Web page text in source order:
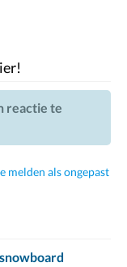
reactie te
melden als ongepast